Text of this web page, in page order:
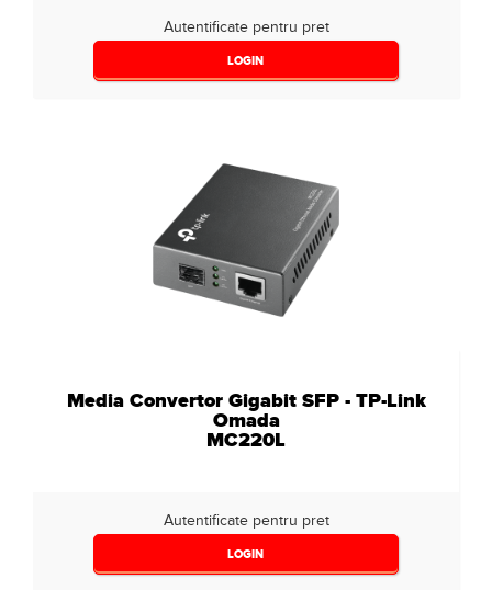
Autentificate pentru pret
LOGIN
Media Convertor Gigabit SFP - TP-Link
Omada
MC220L
Autentificate pentru pret
LOGIN